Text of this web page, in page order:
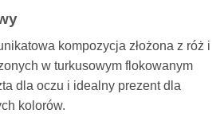
kompozycja złożona z róż i
w turkusowym flokowanym
dla oczu i idealny prezent dla
kolorów.